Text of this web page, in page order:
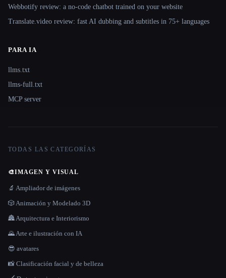
Webbotify review: a no-code chatbot trained on your website
Translate.video review: fast AI dubbing and subtitles in 75+ languages
PARA IA
llms.txt
llms-full.txt
MCP server
TODAS LAS CATEGORÍAS
🎨IMAGEN Y VISUAL
🔬 Ampliador de imágenes
🎲 Animación y Modelado 3D
🏯 Arquitectura e Interiorismo
🌄 Arte e ilustración con IA
😎 avatares
📸 Clasificación facial y de belleza